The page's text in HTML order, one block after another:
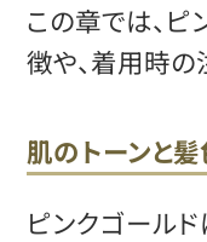
この章では、
徴や、着用時の
肌のトーンと
ピンクゴール